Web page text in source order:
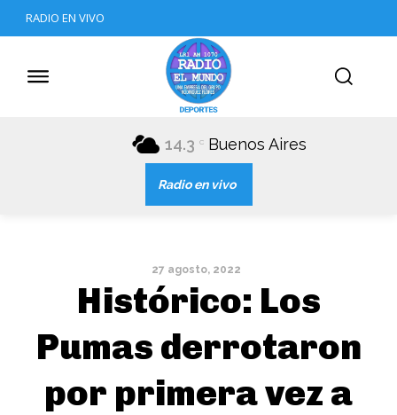
RADIO EN VIVO
14.3 C Buenos Aires
Radio en vivo
27 agosto, 2022
Histórico: Los
Pumas derrotaron
por primera vez a